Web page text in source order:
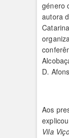
género
autora
D.
Aos
Vila